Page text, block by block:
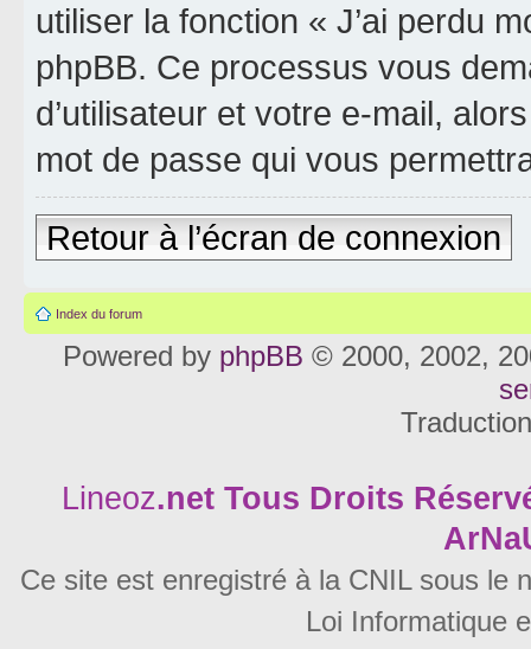
utiliser la fonction « J’ai perdu
phpBB. Ce processus vous
d’utilisateur et votre e-mail,
mot de passe qui vous
Retour à l’écran de connexion
Index du forum
Powered by phpBB © 2000, 2002,
Lineoz.net Tous Droits
Ce site est enregistré à la CNIL sous le
Loi Informatique